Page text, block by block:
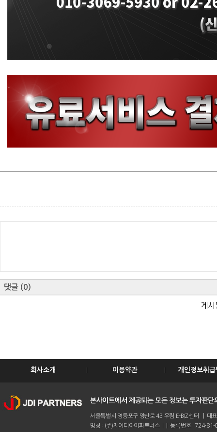
댓글 ( 0)
게시
회사소개 이용약관 개인정보취급
본사이트에서 제공되는 모든 정보는 투자판
서울특별시 영등포구 양산로 43 우림 E-BIZ센터 |
명칭 : (주)제이디아이파트너스 | | 등록번호 : 724-